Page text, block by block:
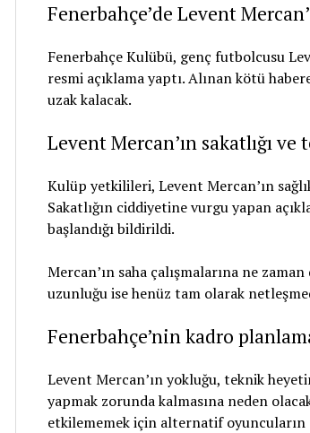
Fenerbahçe’de Levent
Fenerbahçe Kulübü, genç futbolcusu
resmi açıklama yaptı. Alınan kötü
uzak kalacak.
Levent Mercan’ın sakatlığı
Kulüp yetkilileri, Levent Mercan’ın
Sakatlığın ciddiyetine vurgu yapan
başlandığı bildirildi.
Mercan’ın saha çalışmalarına ne
uzunluğu ise henüz tam olarak
Fenerbahçe’nin kadro
Levent Mercan’ın yokluğu, teknik
yapmak zorunda kalmasına neden
etkilememek için alternatif